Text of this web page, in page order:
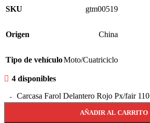
SKU gtm00519
Origen China
Tipo de vehículoMoto/Cuatriciclo
4 disponibles
Carcasa Farol Delantero Rojo Px/fair
AÑADIR AL CARRITO